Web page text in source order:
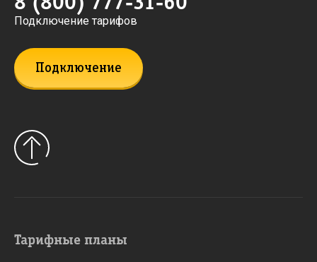
Подключение тарифов
Подключение
Тарифные планы